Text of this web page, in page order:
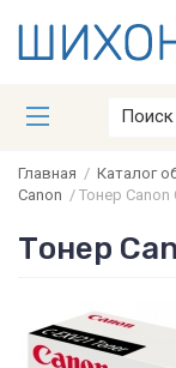
Главная / Каталог
Canon / Тонер Canon
Тонер